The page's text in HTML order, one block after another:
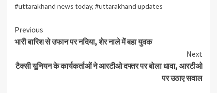
#uttarakhand news today, #uttarakhand updates
Continue
Reading
Previous
भारी बारिश से उफान पर नदिया, शेर नाले में बहा युवक
Next
टैक्सी यूनियन के कार्यकर्ताओं ने आरटीओ दफ्तर पर बोला धावा, आरटीओ
पर उठाए सवाल